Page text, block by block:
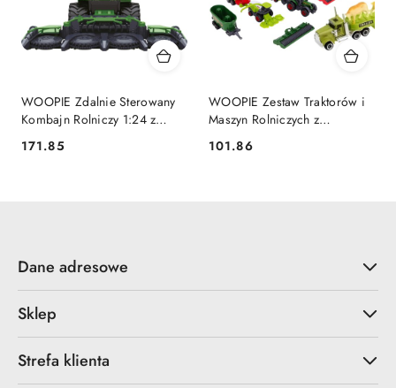
WOOPIE Zdalnie Sterowany
Kombajn Rolniczy 1:24 z
Dymu
Cena:
171.85
WOOPIE Zestaw Traktorów i
Maszyn Rolniczych z
Cena:
101.86
Dane adresowe
Sklep
Strefa klienta